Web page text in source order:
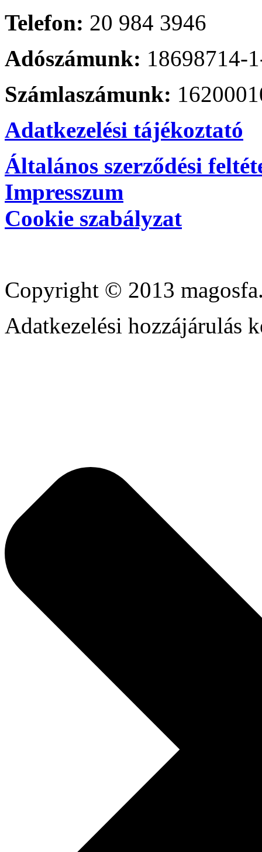
Telefon: 20 984 3946
Adószámunk: 18698714-
Számlaszámunk:
Adatkezelési tájékoztató
Általános szerződési
Impresszum
Cookie szabályzat
Copyright © 2013
Adatkezelési hozzájárulás